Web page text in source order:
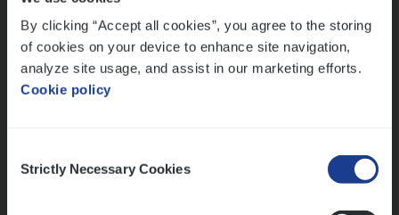
By clicking “Accept all cookies”, you agree to the storing
of cookies on your device to enhance site navigation,
analyze site usage, and assist in our marketing efforts.
Cookie policy
Selection
Strictly Necessary Cookies
Dos­sier­be­heer­der Gewaar­borgd Inkomen
Insurance Operations
Antwerpen